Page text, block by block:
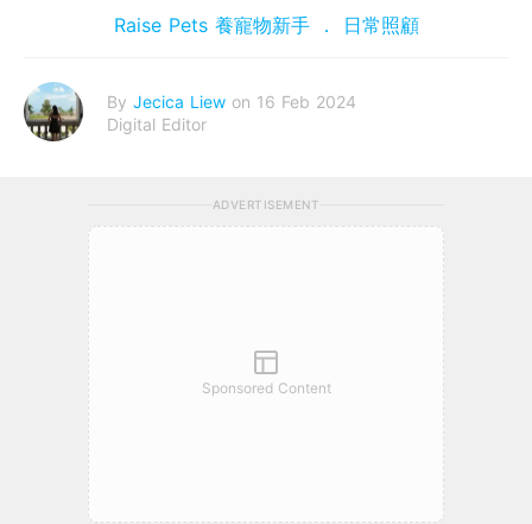
Raise Pets 養寵物新手 日常照顧
By Jecica Liew on 16 Feb 2024
Digital Editor
ADVERTISEMENT
Sponsored Content